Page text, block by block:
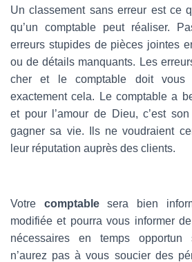
Un classement sans erreur est ce
qu’un comptable peut réaliser.
erreurs stupides de pièces jointes
ou de détails manquants. Les
cher et le comptable doit vous
exactement cela. Le comptable a
et pour l’amour de Dieu, c’est
gagner sa vie. Ils ne voudraient
leur réputation auprès des clients.
Votre comptablesera bien
modifiée et pourra vous informer
nécessaires en temps opportun
n’aurez pas à vous soucier des